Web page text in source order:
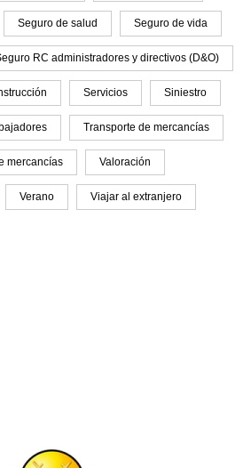
Seguro de salud Seguro de vida
RC administradores y directivos (D&O)
Servicios Siniestro
Transporte de mercancías
mercancías Valoración
Verano Viajar al extranjero